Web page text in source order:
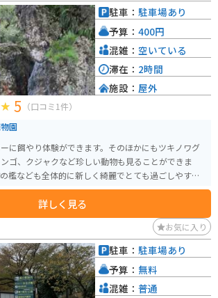
日本海の新鮮な魚介類はもちろん、山間部で採れる
元のグルメ
でしょうか。
5 （口コミ1件）
園
に餌やり体験ができます。そのほかにもツキノワグ
ゴ、クジャクなど珍しい動物も見ることができま
檻なども全体的に新しく綺麗でとても過ごしやすい
詳しく見る
駐車： 駐車場あり
予算： 400円
混雑： 空いている
滞在： 2時間
施設： 屋外
お気に入り
駐車： 駐車場あり
予算： 無料
混雑： 普通